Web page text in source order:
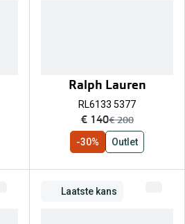
Ralph Lauren
RL6133 5377
nu:
€ 140was:
€ 200
-30% Outlet
Laatste kans